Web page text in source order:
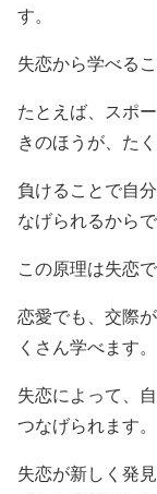
す。
失恋から学べる
たとえば、スポ
きのほうが、た
負けることで自
なげられるからで
この原理は失恋
恋愛でも、交際
くさん学べます。
失恋によって、
つなげられます。
失恋が新しく発